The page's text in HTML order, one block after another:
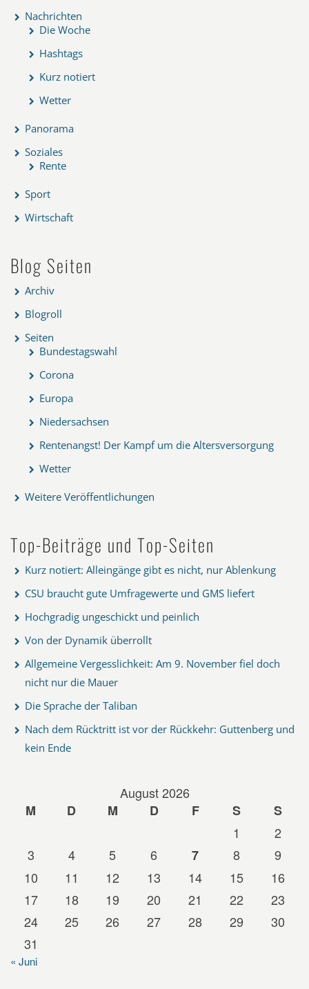
Nachrichten
Die Woche
Hashtags
Kurz notiert
Wetter
Panorama
Soziales
Rente
Sport
Wirtschaft
Blog Seiten
Archiv
Blogroll
Seiten
Bundestagswahl
Corona
Europa
Niedersachsen
Rentenangst! Der Kampf um die Altersversorgung
Wetter
Weitere Veröffentlichungen
Top-Beiträge und Top-Seiten
Kurz notiert: Alleingänge gibt es nicht, nur Ablenkung
CSU braucht gute Umfragewerte und GMS liefert
Hochgradig ungeschickt und peinlich
Von der Dynamik überrollt
Allgemeine Vergesslichkeit: Am 9. November fiel doch
nicht nur die Mauer
Die Sprache der Taliban
Nach dem Rücktritt ist vor der Rückkehr: Guttenberg und
kein Ende
August 2026
M
D M D F S
S
1
2
3
4 5 6 7 8
9
10
11 12 13 14 15
16
17
18 19 20 21 22
23
24
25 26 27 28 29
30
31
« Juni